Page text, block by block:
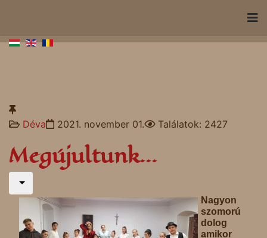
Déva 2021. november 01. Találatok: 2427
Megújultunk...
Nagyon
szomorú
dolog
amikor